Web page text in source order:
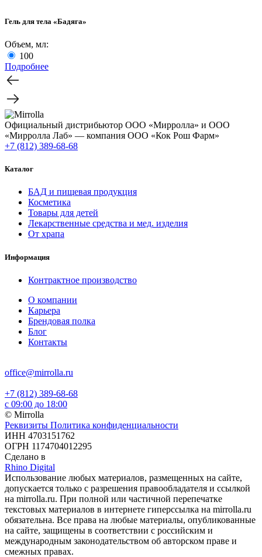
Гель для тела «Бадяга»
Объем, мл:
100
Подробнее
Официальный дистрибьютор ООО «Мирролла» и ООО
«Мирролла Лаб» — компания ООО «Кок Рош Фарм»
+7 (812) 389-68-68
Каталог
БАД и пищевая продукция
Косметика
Товары для детей
Лекарственные средства и мед. изделия
От храпа
Информация
Контрактное производство
О компании
Карьера
Брендовая полка
Блог
Контакты
office@mirrolla.ru
+7 (812) 389-68-68
с 09:00 до 18:00
© Mirrolla
Реквизиты Политика конфиденциальности
ИНН 4703151762
ОГРН 1174704012295
Сделано в
Rhino Digital
Использование любых материалов, размещенных на сайте,
допускается только с разрешения правообладателя и ссылкой
на mirrolla.ru. При полной или частичной перепечатке
текстовых материалов в интернете гиперссылка на mirrolla.ru
обязательна. Все права на любые материалы, опубликованные
на сайте, защищены в соответствии с российским и
международным законодательством об авторском праве и
смежных правах.